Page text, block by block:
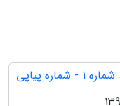
دوره 1، شماره 1 - شماره پیاپی